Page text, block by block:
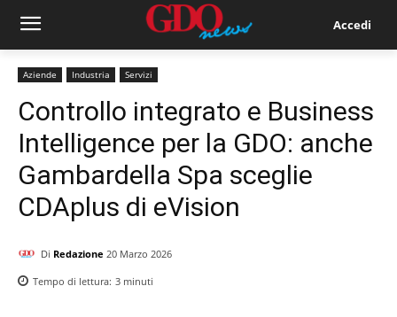
Accedi
Aziende Industria Servizi
Controllo integrato e Business
Intelligence per la GDO: anche
Gambardella Spa sceglie
CDAplus di eVision
Di Redazione 20 Marzo 2026
Tempo di lettura: 3 minuti